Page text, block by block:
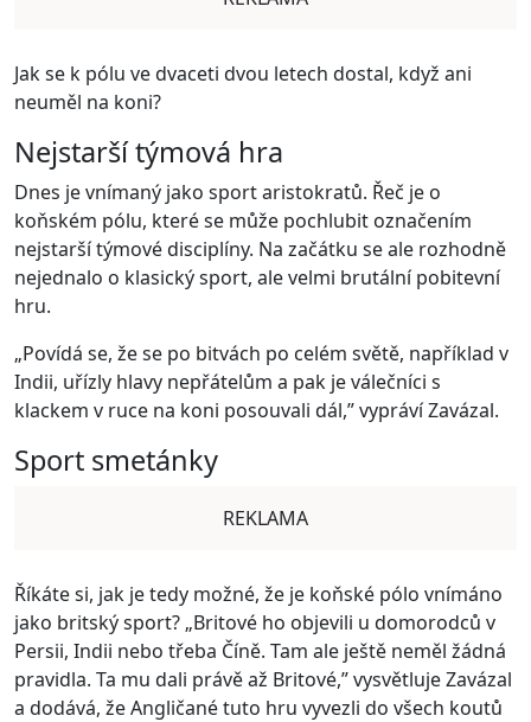
Jak se k pólu ve dvaceti dvou letech dostal, když ani
neuměl na koni?
Nejstarší týmová hra
Dnes je vnímaný jako sport aristokratů. Řeč je o
koňském pólu, které se může pochlubit označením
nejstarší týmové disciplíny. Na začátku se ale rozhodně
nejednalo o klasický sport, ale velmi brutální pobitevní
hru.
„Povídá se, že se po bitvách po celém světě, například v
Indii, uřízly hlavy nepřátelům a pak je válečníci s
klackem v ruce na koni posouvali dál,” vypráví Zavázal.
Sport smetánky
REKLAMA
Říkáte si, jak je tedy možné, že je koňské pólo vnímáno
jako britský sport? „Britové ho objevili u domorodců v
Persii, Indii nebo třeba Číně. Tam ale ještě neměl žádná
pravidla. Ta mu dali právě až Britové,” vysvětluje Zavázal
a dodává, že Angličané tuto hru vyvezli do všech koutů